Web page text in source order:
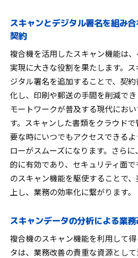
スキャンとデジタル署名を組み
契約
複合機を活用したスキャン機能は
実現に大きな役割を果たします。
ジタル署名を追加することで、契
化し、印刷や郵送の手間を削減で
モートワークが普及する現代にお
す。スキャンした書類をクラウド
要な時にいつでもアクセスできる
ローがスムーズになります。さら
的に有効であり、セキュリティ面
のスキャン機能を駆使することで
上し、業務の効率化に繋がります。
スキャンデータの分析による業
複合機のスキャン機能を利用して
タは、業務改善の貴重な資源とし